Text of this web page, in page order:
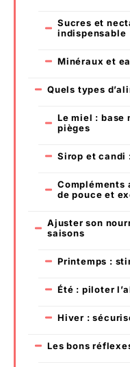
Sucres et
indispensable
Minéraux et
Quels types
Le miel : base
pièges
Sirop et candi
Compléments
de pouce et
Ajuster son
saisons
Printemps :
Été : piloter
Hiver :
Les bons